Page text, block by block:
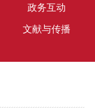
政务互动
文献与传播